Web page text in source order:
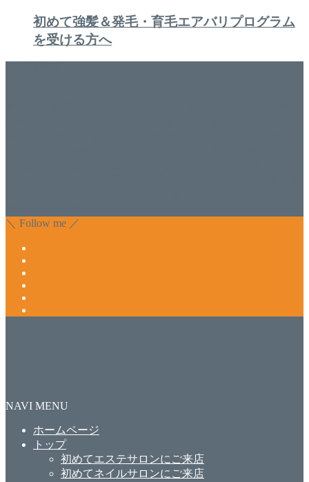
初めて強髪＆発毛・育毛エアバリプログラム
を受ける方へ
＼ Follow me ／
NAVI MENU
ホームページ
トップ
初めてエステサロンにご来店
初めてネイルサロンにご来店